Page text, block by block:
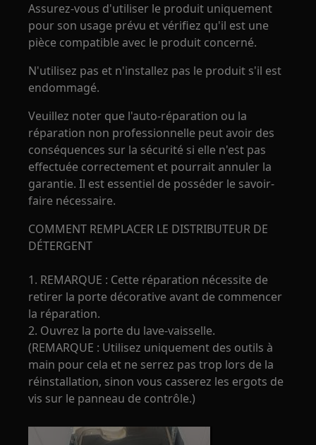
Assurez-vous d'utiliser le produit uniquement
pour son usage prévu et vérifiez qu'il est une
pièce compatible avec le produit concerné.
N'utilisez pas et n'installez pas le produit s'il est
endommagé.
Veuillez noter que l'auto-réparation ou la
réparation non professionnelle peut avoir des
conséquences sur la sécurité si elle n'est pas
effectuée correctement et pourrait annuler la
garantie. Il est essentiel de posséder le savoir-
faire nécessaire.
COMMENT REMPLACER LE DISTRIBUTEUR DE
DÉTERGENT
1. REMARQUE : Cette réparation nécessite de
retirer la porte décorative avant de commencer
la réparation.
2. Ouvrez la porte du lave-vaisselle.
(REMARQUE : Utilisez uniquement des outils à
main pour cela et ne serrez pas trop lors de la
réinstallation, sinon vous casserez les ergots de
vis sur le panneau de contrôle.)